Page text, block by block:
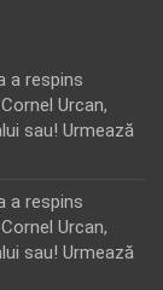
a respins
Urcan,
sau! Urmează
a respins
Urcan,
sau! Urmează